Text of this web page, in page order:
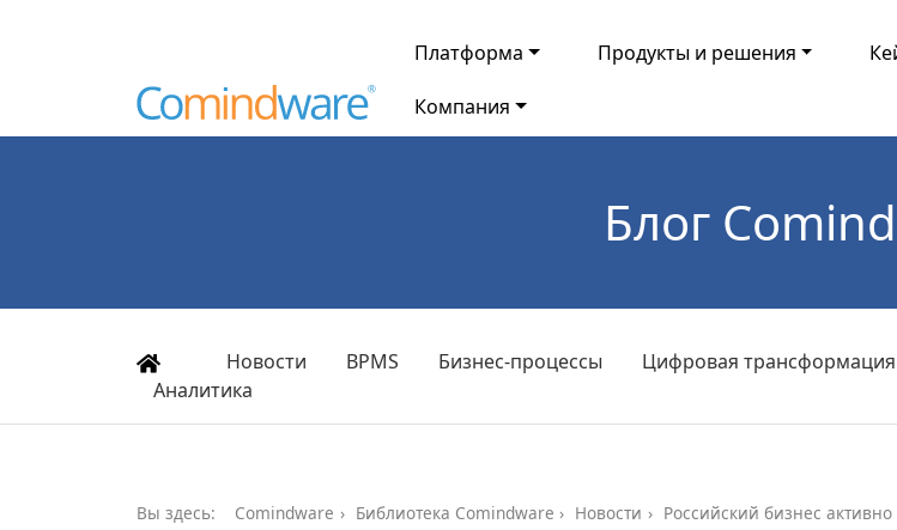
Платформа Продукты и решения
Компания
Блог
Новости BPMS Бизнес-процессы
Цифровая трансформация
Аналитика
Вы здесь: Comindware Библиотека Comindware Новости Российский бизнес